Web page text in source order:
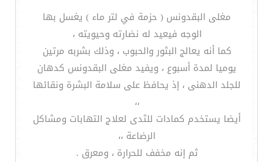
مغلى البقدونس ( حزمة في لتر ماء ) يغسل بها
الوجه فيعيد له نضارته وحيويته ،
كما أنه يعالج البثور والحبوب ، وذلك بشربه مرتين
يوميا لمدة أسبوع ، ويفيد مغلى البقدونس كدهان
للجلد الدهنى ، إذ يحافظ على سلامة البشرة ونقائها
،،
أيضا يستخدم كمادات للثدى لعلاج التهابات ومشاكل
الرضاعة ،،
ثم إنه مخفف للحرارة ، ومعرق .